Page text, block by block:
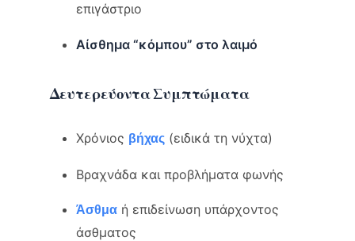
επιγάστριο
Αίσθημα “κόμπου” στο λαιμό
Δευτερεύοντα Συμπτώματα
Χρόνιος βήχας(ειδικά τη νύχτα)
Βραχνάδα και προβλήματα φωνής
Άσθμαή επιδείνωση υπάρχοντος
άσθματος